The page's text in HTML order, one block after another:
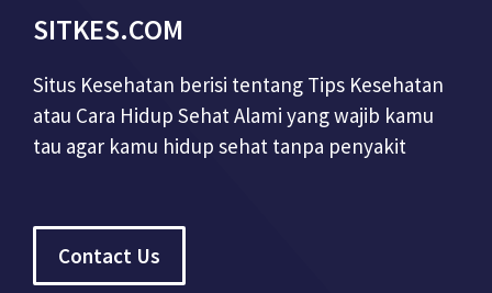
SITKES.COM
Situs Kesehatan berisi tentang Tips Kesehatan
atau Cara Hidup Sehat Alami yang wajib kamu
tau agar kamu hidup sehat tanpa penyakit
Contact Us